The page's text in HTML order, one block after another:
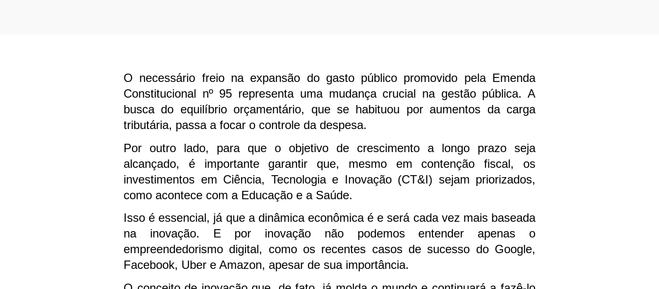
O necessário freio na expansão do gasto público promovido pela Emenda
Constitucional nº 95 representa uma mudança crucial na gestão pública. A
busca do equilíbrio orçamentário, que se habituou por aumentos da carga
tributária, passa a focar o controle da despesa.
Por outro lado, para que o objetivo de crescimento a longo prazo seja
alcançado, é importante garantir que, mesmo em contenção fiscal, os
investimentos em Ciência, Tecnologia e Inovação (CT&I) sejam priorizados,
como acontece com a Educação e a Saúde.
Isso é essencial, já que a dinâmica econômica é e será cada vez mais baseada
na inovação. E por inovação não podemos entender apenas o
empreendedorismo digital, como os recentes casos de sucesso do Google,
Facebook, Uber e Amazon, apesar de sua importância.